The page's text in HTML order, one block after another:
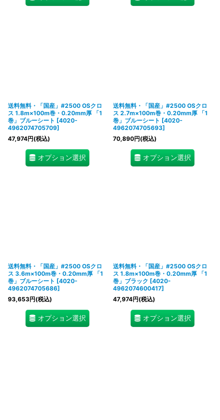
送料無料・「国産」#2500 OSクロ
ス 1.8m×100m巻・0.20mm厚 「1
巻」ブルーシート [4020-
4962074705709]
47,974円(税込)
オプション選択
送料無料・「国産」#2500 OSクロ
ス 2.7m×100m巻・0.20mm厚 「1
巻」ブルーシート [4020-
4962074705693]
70,890円(税込)
オプション選択
送料無料・「国産」#2500 OSクロ
ス 3.6m×100m巻・0.20mm厚 「1
巻」ブルーシート [4020-
4962074705686]
93,653円(税込)
オプション選択
送料無料・「国産」#2500 OSクロ
ス 1.8m×100m巻・0.20mm厚 「1
巻」ブラック [4020-
4962074600417]
47,974円(税込)
オプション選択